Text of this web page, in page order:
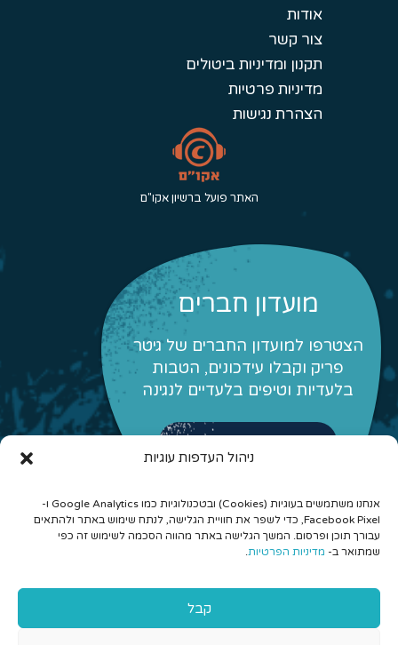
ניהול העדפות עוגיות
אנחנו משתמשים בעוגיות (Cookies) ובטכנולוגיות כמו Google Analytics ו-
Facebook Pixel, כדי לשפר את חוויית הגלישה, לנתח שימוש באתר ולהתאים
עבורך תוכן ופרסום. המשך הגלישה באתר מהווה הסכמה לשימוש זה כפי
שמתואר ב- מדיניות הפרטיות.
קבל
אודות
צור קשר
תקנון ומדיניות ביטולים
מדיניות פרטיות
הצהרת נגישות
האתר פועל ברשיון אקו"ם
מועדון חברים
הצטרפו למועדון החברים של גיטר
פריק וקבלו עידכונים, הטבות
בלעדיות וטיפים בלעדיים לנגינה
לפרטים והצטרפות
© 2026 כל הזכויות שמורות לגיטר פריק - לימוד גיטרה אונליין